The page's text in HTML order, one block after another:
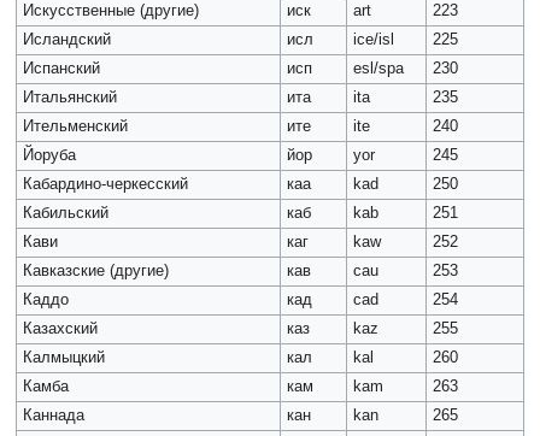
Искусственные (другие)
иск art
223
Исландский
исл ice/isl
225
Испанский
исп esl/spa
230
Итальянский
ита ita
235
Ительменский
ите ite
240
Йоруба
йор yor
245
Кабардино-черкесский
каа kad
250
Кабильский
каб kab
251
Кави
каг kaw
252
Кавказские (другие)
кав cau
253
Каддо
кад cad
254
Казахский
каз kaz
255
Калмыцкий
кал kal
260
Камба
кам kam
263
Каннада
кан kan
265